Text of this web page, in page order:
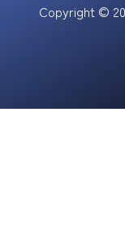
Copyright ©